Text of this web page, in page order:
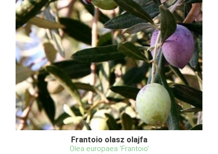
Frantoio olasz olajfa
Olea europaea 'Frantoio'